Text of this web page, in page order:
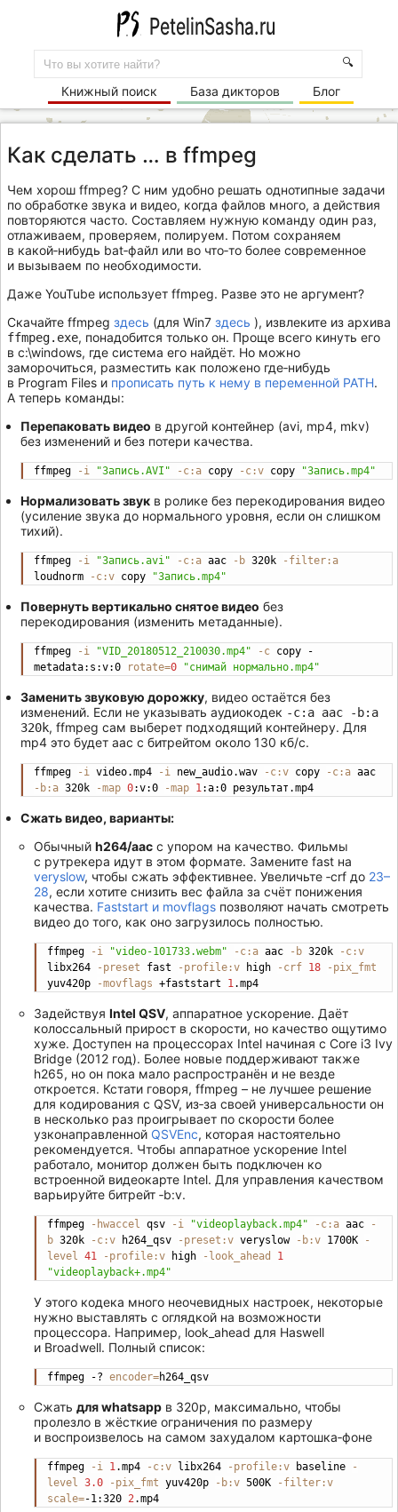
PetelinSasha.ru
🔍
Книжный поиск База дикторов Блог
Как сделать … в ffmpeg
Чем хорош ffmpeg? С ним удобно решать однотипные задачи
по обработке звука и видео, когда файлов много, а действия
повторяются часто. Составляем нужную команду один раз,
отлаживаем, проверяем, полируем. Потом сохраняем
в какой‐нибудь bat‐файл или во что‐то более современное
и вызываем по необходимости.
Даже YouTube использует ffmpeg. Разве это не аргумент?
Скачайте ffmpeg здесь (для Win7 здесь ), извлеките из архива
ffmpeg.exe, понадобится только он. Проще всего кинуть его
в c:\windows, где система его найдёт. Но можно
заморочиться, разместить как положено где‐нибудь
в Program Files и прописать путь к нему в переменной PATH.
А теперь команды:
Перепаковать видео в другой контейнер (avi, mp4, mkv)
без изменений и без потери качества.
ffmpeg -i "Запись.AVI" -c:a copy -c:v copy "Запись.mp4"
Copy
Нормализовать звук в ролике без перекодирования видео
(усиление звука до нормального уровня, если он слишком
тихий).
ffmpeg -i "Запись.avi" -c:a aac -b 320k
-filter:a
loudnorm
-c:v copy "Запись.mp4"
Повернуть вертикально снятое видео без
перекодирования (изменить метаданные).
ffmpeg -i "VID_20180512_210030.mp4" -c copy -
metadata:s:v:0
rotate=0 "снимай нормально.mp4"
Заменить звуковую дорожку, видео остаётся без
изменений. Если не указывать аудиокодек -c:a aac -b:a
320k, ffmpeg сам выберет подходящий контейнеру. Для
mp4 это будет aac с битрейтом около 130 кб/с.
ffmpeg -i video.mp4 -i new_audio.wav -c:v copy -c:a
-b:a 320k -map 0:v:0 -map 1:a:0 результат.mp4
Сжать видео, варианты:
Обычный h264/aac с упором на качество. Фильмы
с рутрекера идут в этом формате. Замените fast на
veryslow, чтобы сжать эффективнее. Увеличьте ‑crf до 23–
28, если хотите снизить вес файла за счёт понижения
качества. Faststart и movflags позволяют начать смотреть
видео до того, как оно загрузилось полностью.
ffmpeg -i "video-101733.webm" -c:a aac -b 320k
-c:v
libx264
-preset fast -profile:v high -crf 18
-pix_fmt
yuv420p
-movflags +faststart 1.mp4
Copy
Задействуя Intel QSV, аппаратное ускорение. Даёт
колоссальный прирост в скорости, но качество ощутимо
хуже. Доступен на процессорах Intel начиная с Core i3 Ivy
Bridge (2012 год). Более новые поддерживают также
h265, но он пока мало распространён и не везде
откроется. Кстати говоря, ffmpeg – не лучшее решение
для кодирования с QSV, из‐за своей универсальности он
в несколько раз проигрывает по скорости более
узконаправленной QSVEnc, которая настоятельно
рекомендуется. Чтобы аппаратное ускорение Intel
работало, монитор должен быть подключен ко
встроенной видеокарте Intel. Для управления качеством
варьируйте битрейт ‑b:v.
ffmpeg -hwaccel qsv -i "videoplayback.mp4" -c:a aac
-
b 320k -c:v h264_qsv -preset:v veryslow -b:v 1700K
-
level 41 -profile:v high -look_ahead
1
"videoplayback+.mp4"
У этого кодека много неочевидных настроек, некоторые
нужно выставлять с оглядкой на возможности
процессора. Например, look_ahead для Haswell
и Broadwell. Полный список:
ffmpeg -? encoder=h264_qsv
Copy
Сжать для whatsapp в 320p, максимально, чтобы
пролезло в жёсткие ограничения по размеру
и воспроизвелось на самом захудалом картошка‐фоне
ffmpeg -i 1.mp4 -c:v libx264 -profile:v baseline
-
level 3.0 -pix_fmt yuv420p -b:v 500K
-filter:v
scale=-1:320 2.mp4